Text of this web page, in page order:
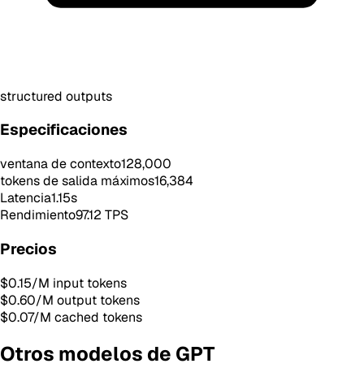
structured outputs
Especificaciones
ventana de contexto128,000
tokens de salida máximos16,384
Latencia1.15s
Rendimiento97.12 TPS
Precios
$0.15/M input tokens
$0.60/M output tokens
$0.07/M cached tokens
Otros modelos de GPT